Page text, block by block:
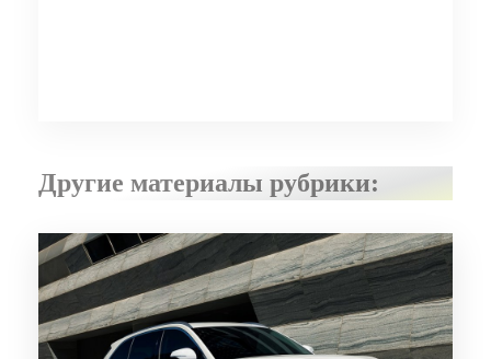
Другие материалы рубрики: